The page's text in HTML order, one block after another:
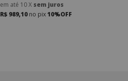
em até 10X sem juros
R$ 989,10no pix10%OFF